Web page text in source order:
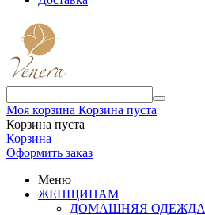
Моя корзина Корзина пуста
Корзина пуста
Корзина
Оформить заказ
Меню
ЖЕНЩИНАМ
ДОМАШНЯЯ ОДЕЖДА